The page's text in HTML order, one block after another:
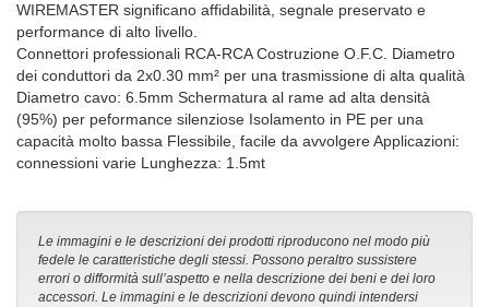
WIREMASTER significano affidabilità, segnale preservato e
performance di alto livello.
Connettori professionali RCA-RCA Costruzione O.F.C. Diametro
dei conduttori da 2x0.30 mm² per una trasmissione di alta qualità
Diametro cavo: 6.5mm Schermatura al rame ad alta densità
(95%) per peformance silenziose Isolamento in PE per una
capacità molto bassa Flessibile, facile da avvolgere Applicazioni:
connessioni varie Lunghezza: 1.5mt
Le immagini e le descrizioni dei prodotti riproducono nel modo più
fedele le caratteristiche degli stessi. Possono peraltro sussistere
errori o difformità sull’aspetto e nella descrizione dei beni e dei loro
accessori. Le immagini e le descrizioni devono quindi intendersi